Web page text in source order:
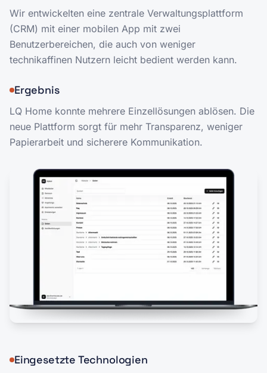
Wir entwickelten eine zentrale Verwaltungsplattform
(CRM) mit einer mobilen App mit zwei
Benutzerbereichen, die auch von weniger
technikaffinen Nutzern leicht bedient werden kann.
Ergebnis
LQ Home konnte mehrere Einzellösungen ablösen. Die
neue Plattform sorgt für mehr Transparenz, weniger
Papierarbeit und sicherere Kommunikation.
Eingesetzte Technologien